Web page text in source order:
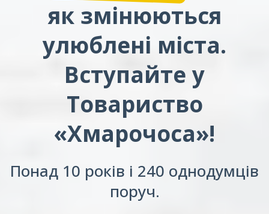
як змінюються
улюблені міста.
Вступайте у
Товариство
«Хмарочоса»!
Понад 10 років і 240 однодумців
поруч.